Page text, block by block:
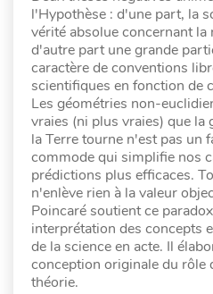
l'Hypothèse : d'une part, la
vérité absolue concernant la
d'autre part une grande
caractère de conventions
scientifiques en fonction de
Les géométries non-
vraies (ni plus vraies) que la
la Terre tourne n'est pas un
commode qui simplifie nos
prédictions plus efficaces.
n'enlève rien à la valeur
Poincaré soutient ce
interprétation des concepts
de la science en acte. Il
conception originale du rôle
théorie.